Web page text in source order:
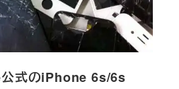
公式のiPhone 6s/6s